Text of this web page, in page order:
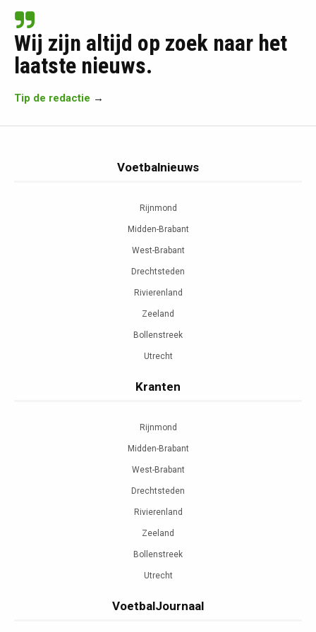
Wij zijn altijd op zoek naar het
laatste nieuws.
Tip de redactie →
Voetbalnieuws
Rijnmond
Midden-Brabant
West-Brabant
Drechtsteden
Rivierenland
Zeeland
Bollenstreek
Utrecht
Kranten
Rijnmond
Midden-Brabant
West-Brabant
Drechtsteden
Rivierenland
Zeeland
Bollenstreek
Utrecht
VoetbalJournaal